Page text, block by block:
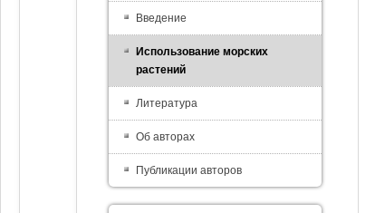
Введение
Использование морских
растений
Литература
Об авторах
Публикации авторов